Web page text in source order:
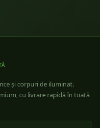
și corpuri de iluminat.
cu livrare rapidă în toată